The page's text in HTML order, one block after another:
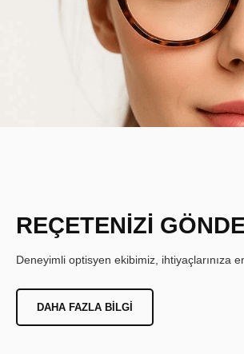
REÇETENİZİ
Deneyimli optisyen ekibimiz, ihtiyaçlarınıza
DAHA FAZLA BILGI